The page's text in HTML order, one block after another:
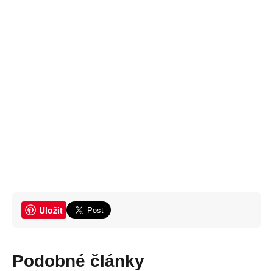
Uložit
Podobné články